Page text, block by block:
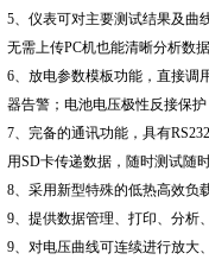
5、仪表可对主要测试结果及曲
无需上传PC机也能清晰分析数
6、放电参数模板功能，直接调
器告警；电池电压极性反接保
7、完备的通讯功能，具有
用SD卡传递数据，随时测试随
8、采用新型特殊的低热高效负
9、提供数据管理、打印、分析
9、对电压曲线可连续进行放大